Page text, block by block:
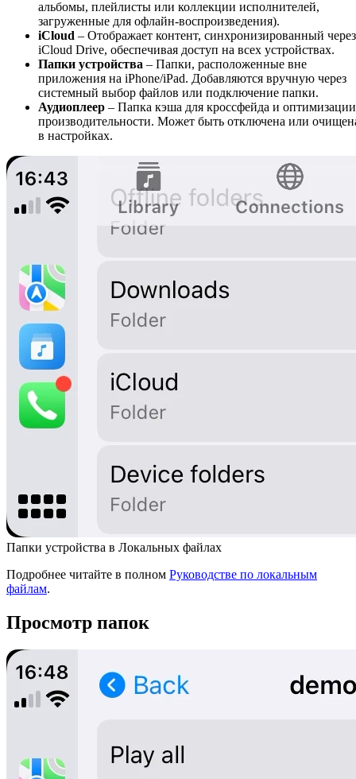
альбомы, плейлисты или коллекции исполнителей,
загруженные для офлайн-воспроизведения).
iCloud – Отображает контент, синхронизированный через
iCloud Drive, обеспечивая доступ на всех устройствах.
Папки устройства – Папки, расположенные вне
приложения на iPhone/iPad. Добавляются вручную через
системный выбор файлов или подключение папки.
Аудиоплеер – Папка кэша для кроссфейда и оптимизации
производительности. Может быть отключена или
в настройках.
Папки устройства в Локальных файлах
Подробнее читайте в полном Руководстве по локальным
файлам.
Просмотр папок